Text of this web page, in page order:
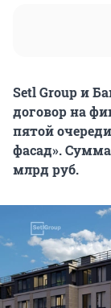
Setl Group и
договор на
пятой
фасад».
млрд руб.